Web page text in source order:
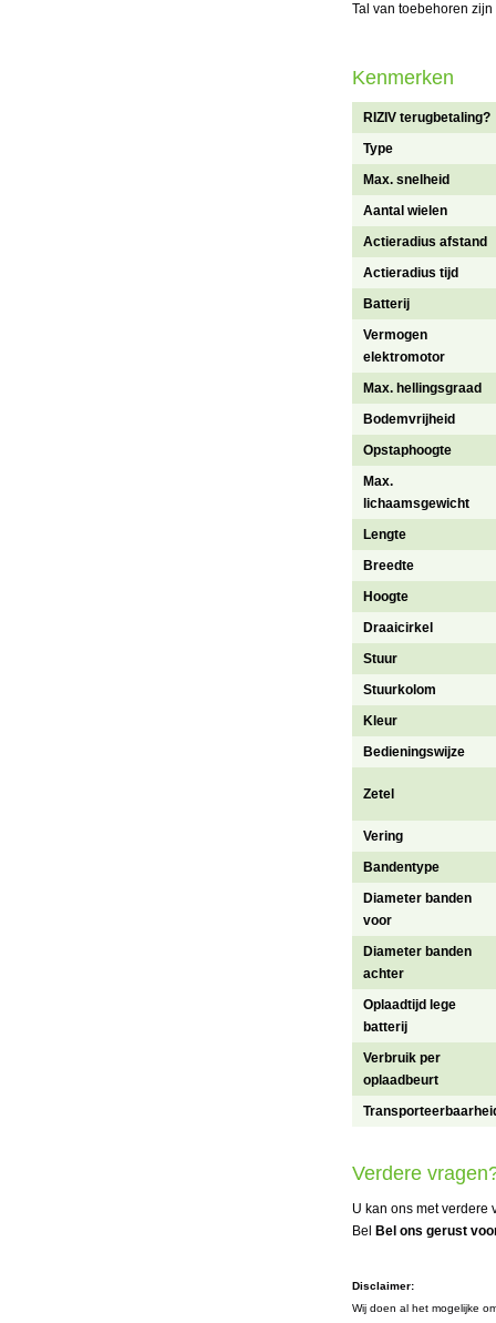
Tal van toebehoren
Kenmerken
RIZIV terugbetaling?
Type
Max. snelheid
Aantal wielen
Actieradius afstand
Actieradius tijd
Batterij
Vermogen
elektromotor
Max. hellingsgraad
Bodemvrijheid
Opstaphoogte
Max.
lichaamsgewicht
Lengte
Breedte
Hoogte
Draaicirkel
Stuur
Stuurkolom
Kleur
Bedieningswijze
Zetel
Vering
Bandentype
Diameter banden
voor
Diameter banden
achter
Oplaadtijd lege
batterij
Verbruik per
oplaadbeurt
Verdere
U kan ons met verdere
Bel
Bel ons gerust
Disclaimer:
Wij doen al het mogelijke